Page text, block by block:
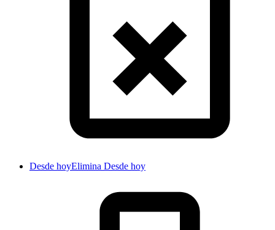
Desde hoyElimina Desde hoy